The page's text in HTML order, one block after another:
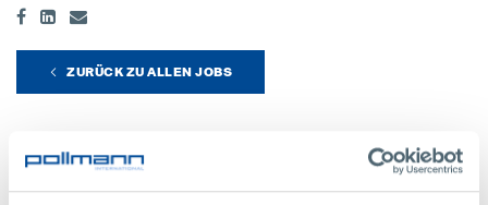
ZURÜCK ZU ALLEN JOBS
Vorteile bei Pollmann